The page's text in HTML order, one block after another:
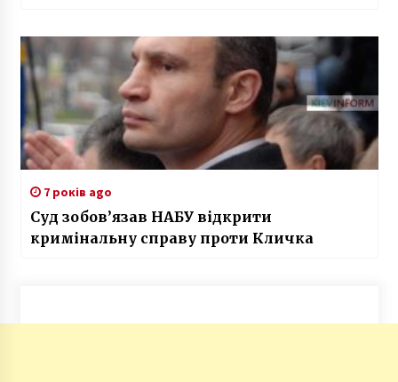
7 років ago
Суд зобов’язав НАБУ відкрити
кримінальну справу проти Кличка